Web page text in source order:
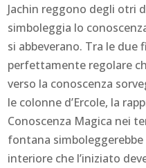
Jachin reggono degli otri
simboleggia lo
si abbeverano. Tra le due
perfettamente regolare
verso la conoscenza
le colonne d’Ercole, la
Conoscenza Magica nei
fontana
interiore che l’iniziato